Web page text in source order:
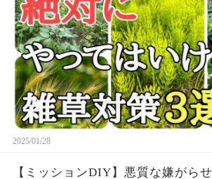
2025/01/28
【ミッションDIY】悪質な嫌がら